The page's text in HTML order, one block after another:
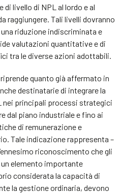
livello di NPL al lordo e al
raggiungere. Tali livelli dovranno
riduzione indiscriminata e
valutazioni quantitative e di
tra le diverse azioni adottabili.
quanto già affermato in
destinatarie di integrare la
nei principali processi strategici
dal piano industriale e fino ai
di remunerazione e
Tale indicazione rappresenta –
riconoscimento che gli
elemento importante
considerata la capacità di
la gestione ordinaria, devono